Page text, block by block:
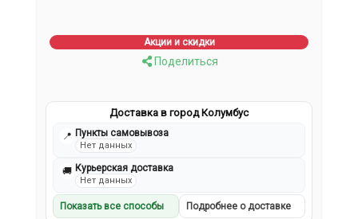
Акции и скидки
Поделиться
Доставка в город Колумбус
📍 Пункты самовывоза
Нет данных
🚚 Курьерская доставка
Нет данных
Показать все способы Подробнее о доставке